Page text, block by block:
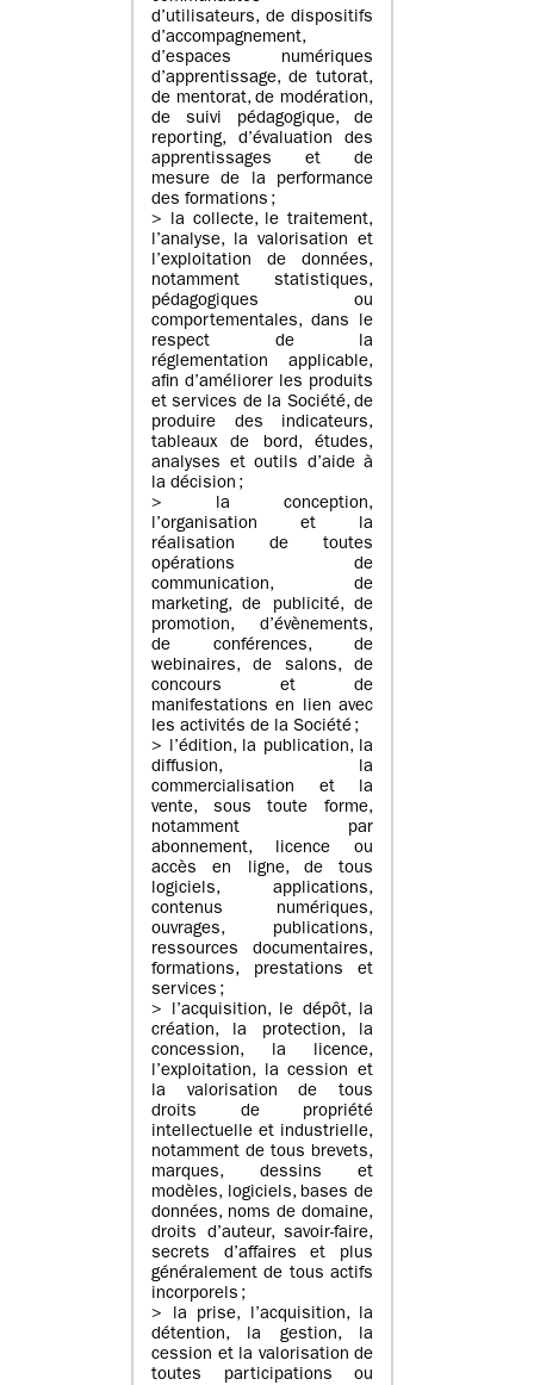
d’utilisateurs, de dispositifs
d’accompagnement,
d’espaces numériques
d’apprentissage, de tutorat,
de mentorat, de modération,
de suivi pédagogique, de
reporting, d’évaluation des
apprentissages et de
mesure de la performance
des formations ;
> la collecte, le traitement,
l’analyse, la valorisation et
l’exploitation de données,
notamment statistiques,
pédagogiques ou
comportementales, dans le
respect de la
réglementation applicable,
afin d’améliorer les produits
et services de la Société, de
produire des indicateurs,
tableaux de bord, études,
analyses et outils d’aide à
la décision ;
> la conception,
l’organisation et la
réalisation de toutes
opérations de
communication, de
marketing, de publicité, de
promotion, d’évènements,
de conférences, de
webinaires, de salons, de
concours et de
manifestations en lien avec
les activités de la Société ;
> l’édition, la publication, la
diffusion, la
commercialisation et la
vente, sous toute forme,
notamment par
abonnement, licence ou
accès en ligne, de tous
logiciels, applications,
contenus numériques,
ouvrages, publications,
ressources documentaires,
formations, prestations et
services ;
> l’acquisition, le dépôt, la
création, la protection, la
concession, la licence,
l’exploitation, la cession et
la valorisation de tous
droits de propriété
intellectuelle et industrielle,
notamment de tous brevets,
marques, dessins et
modèles, logiciels, bases de
données, noms de domaine,
droits d’auteur, savoir-faire,
secrets d’affaires et plus
généralement de tous actifs
incorporels ;
> la prise, l’acquisition, la
détention, la gestion, la
cession et la valorisation de
toutes participations ou